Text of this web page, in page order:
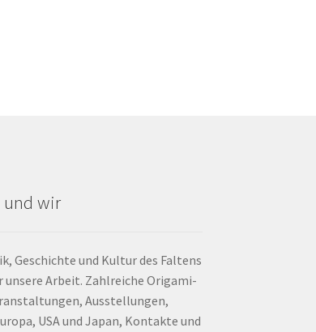
und wir
Geschichte und Kultur des Faltens
unsere Arbeit. Zahlreiche Origami-
Ausstellungen,
USA und Japan, Kontakte und